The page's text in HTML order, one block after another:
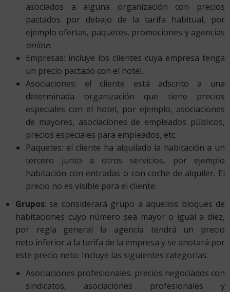
asociados a alguna organización con precios
pactados por debajo de la tarifa habitual, por
ejemplo ofertas, paquetes, promociones y agencias
online.
Empresas: incluye los clientes cuya empresa tenga
un precio pactado con el hotel.
Asociaciones: el cliente está adscrito a una
determinada organización que tiene precios
especiales con el hotel, por ejemplo, asociaciones
de mayores, asociaciones de empleados públicos,
precios especiales para empleados, etc.
Paquetes: el cliente ha alquilado la habitación a un
tercero junto a otros servicios, por ejemplo
habitación con entradas o con coche de alquiler. El
precio no es visible para el cliente.
Grupos: se considerará grupo a aquellos bloques de
habitaciones cuyo número sea mayor o igual a diez,
por regla general la agencia tendrá un precio
neto inferior a la tarifa de la empresa y se anotará por
este precio neto. Incluye las siguientes categorías:
Asociaciones profesionales: precios negociados con
sindicatos, asociaciones profesionales y